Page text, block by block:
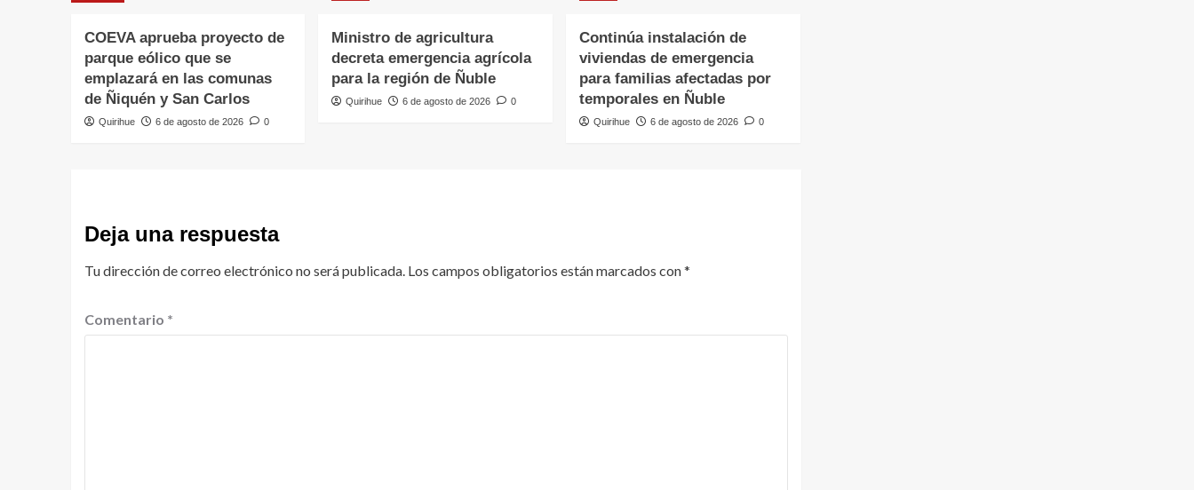
COEVA aprueba proyecto de
parque eólico que se
emplazará en las comunas
de Ñiquén y San Carlos
Quirihue 6 de agosto de 2026 0
Ministro de agricultura
decreta emergencia agrícola
para la región de Ñuble
Quirihue 6 de agosto de 2026 0
Continúa instalación de
viviendas de emergencia
para familias afectadas por
temporales en Ñuble
Quirihue 6 de agosto de 2026 0
Deja una respuesta
Tu dirección de correo electrónico no será publicada. Los campos obligatorios están marcados con*
Comentario *